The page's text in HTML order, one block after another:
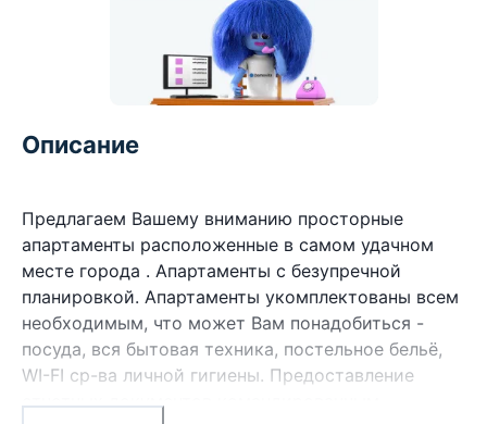
Описание
Предлагаем Вашему вниманию просторные
апартаменты расположенные в самом удачном
месте города . Апартаменты с безупречной
планировкой. Апартаменты укомплектованы всем
необходимым, что может Вам понадобиться -
посуда, вся бытовая техника, постельное бельё,
WI-FI ср-ва личной гигиены. Предоставление
отчетных документов командированным.